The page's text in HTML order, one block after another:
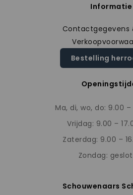
Informatie
Contactgegevens
Bestelling
Ma, di, wo, do: 9.00 –
Vrijdag: 9.00 –
Zaterdag: 9.00 –
Zondag:
Schouwenaars